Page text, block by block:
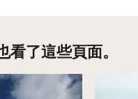
了這些頁面。